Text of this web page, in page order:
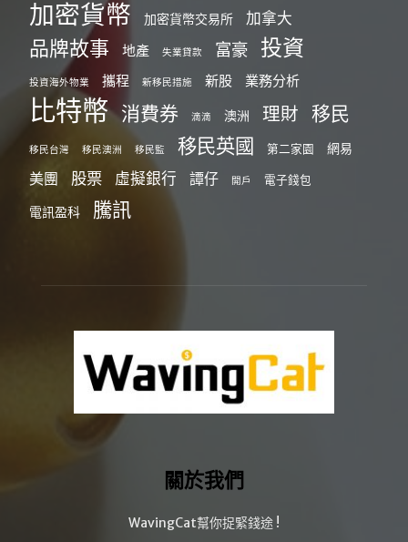
加密貨幣 加密貨幣交易所 加拿大
品牌故事 地產 失業貸款 富豪 投資
投資海外物業 攜程 新移民措施 新股 業務分析
比特幣 消費券 滴滴 澳洲 理財 移民
移民台灣 移民澳洲 移民監 移民英國 第二家園 網易
美團 股票 虛擬銀行 譚仔 開戶 電子錢包
電訊盈科 騰訊
關於我們
WavingCat幫你捉緊錢途 !